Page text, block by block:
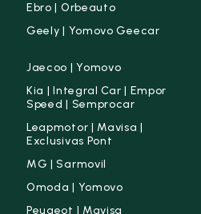
Ebro | Orbeauto
Geely | Yomovo Geecar
Jaecoo | Yomovo
Kia | Integral Car | Empor
Speed | Semprocar
Leapmotor | Mavisa |
Exclusivas Pont
MG | Sarmovil
Omoda | Yomovo
Peugeot | Mavisa